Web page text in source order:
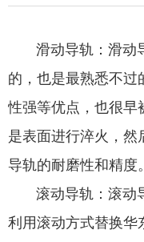
滑动导轨：滑动
的，也是最熟悉不过
性强等优点，也很早
是表面进行淬火，然
导轨的耐磨性和精度。
滚动导轨：滚动导
利用滚动方式替换华